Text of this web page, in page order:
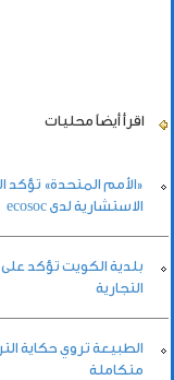
اقرأ أيضاً محليات
«الأمم المتحدة» تؤكد
الاستشارية لدى ecosoc
بلدية الكويت تؤكد
التجارية
متكاملة